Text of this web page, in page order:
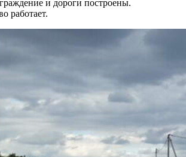
и дороги построены.
работает.